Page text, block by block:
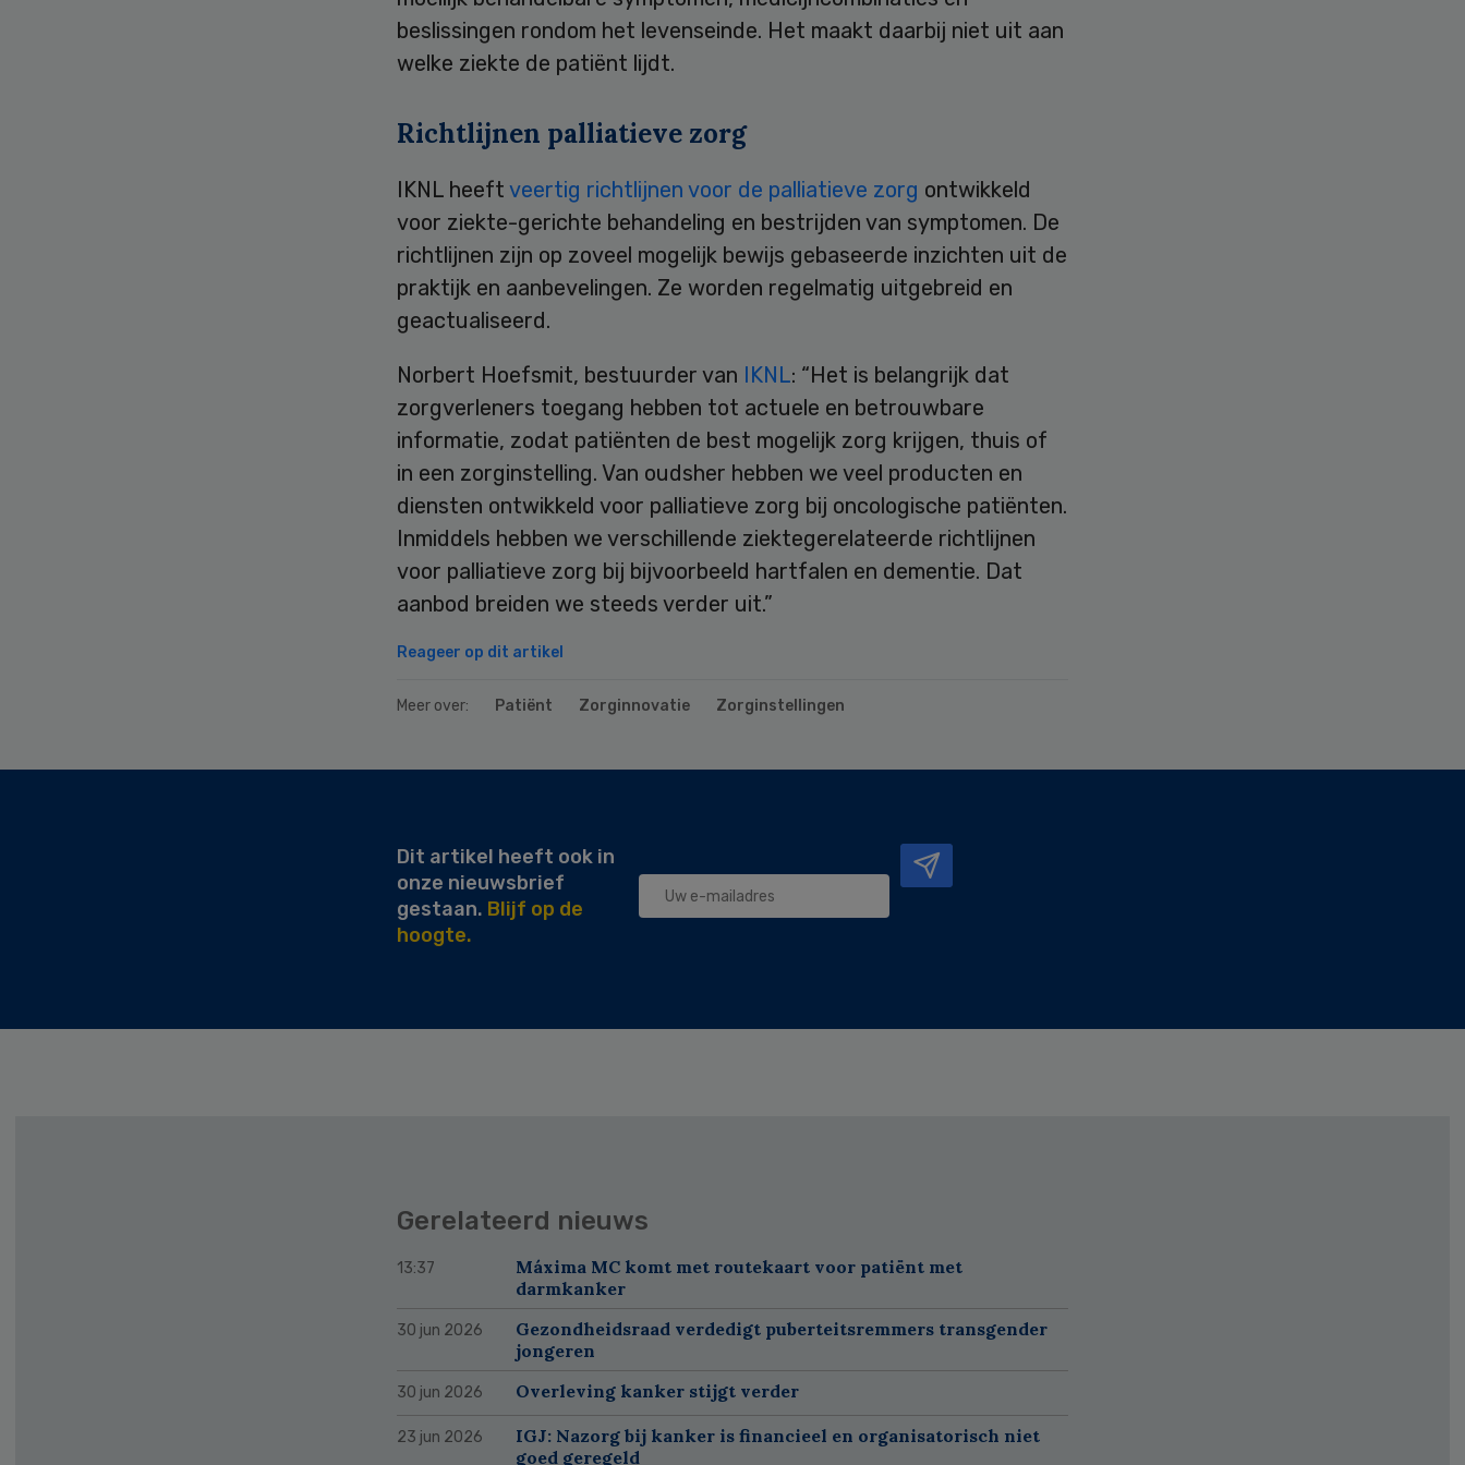
beslissingen rondom het levenseinde. Het maakt daarbij niet uit aan
welke ziekte de patiënt lijdt.
Richtlijnen palliatieve zorg
IKNL heeft veertig richtlijnen voor de palliatieve zorg ontwikkeld
voor ziekte-gerichte behandeling en bestrijden van symptomen. De
richtlijnen zijn op zoveel mogelijk bewijs gebaseerde inzichten uit de
praktijk en aanbevelingen. Ze worden regelmatig uitgebreid en
geactualiseerd.
Norbert Hoefsmit, bestuurder van IKNL: “Het is belangrijk dat
zorgverleners toegang hebben tot actuele en betrouwbare
informatie, zodat patiënten de best mogelijk zorg krijgen, thuis of
in een zorginstelling. Van oudsher hebben we veel producten en
diensten ontwikkeld voor palliatieve zorg bij oncologische patiënten.
Inmiddels hebben we verschillende ziektegerelateerde richtlijnen
voor palliatieve zorg bij bijvoorbeeld hartfalen en dementie. Dat
aanbod breiden we steeds verder uit.”
Reageer op dit artikel
Meer over: Patiënt Zorginnovatie Zorginstellingen
Dit artikel heeft ook in
onze nieuwsbrief
gestaan. Blijf op de
hoogte.
Gerelateerd nieuws
13:37
Máxima MC komt met routekaart voor patiënt met
darmkanker
30 jun 2026
Gezondheidsraad verdedigt puberteitsremmers transgender
jongeren
30 jun 2026 Overleving kanker stijgt verder
23 jun 2026
IGJ: Nazorg bij kanker is financieel en organisatorisch niet
goed geregeld